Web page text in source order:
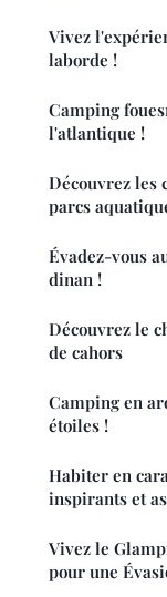
Vivez
laborde !
Camping
l'atlantique !
Découvrez les
parcs
Évadez-vous
dinan !
Découvrez le
de cahors
Camping en
étoiles !
Habiter en
inspirants et
Vivez le
pour une